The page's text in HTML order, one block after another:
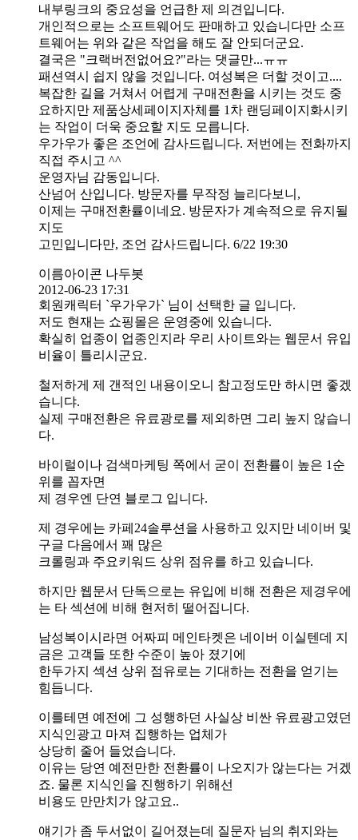
내부링크의 중요성을 언급한 제 의견입니다.
개인적으로는 소프트웨어도 판매하고 있습니다만 소프
트웨어는 위와 같은 작업을 해도 잘 안되더군요.
결국은 "크랙버전없어요?"라는 댓글만...ㅠㅠ
패션역시 쉽지 않을 것입니다. 여성복은 더할 것이고....
복잡한 길을 거쳐서 어렵게 구매전환을 시키는 것도 중
요하지만 제품상세페이지자체를 1차 랜딩페이지화시키
는 작업이 더욱 중요할 지도 모릅니다.
우가우가 좋은 조언에 감사드립니다. 저번에는 전화까지
직접 주시고 ^^
운영자님 감동입니다.
산넘어 산입니다. 방문자를 무작정 늘리다보니,
이제는 구매전환률이네요. 방문자가 계속적으로 유지될
지도
고민입니다만, 조언 감사드립니다. 6/22 19:30
이름아이콘 나두봇
2012-06-23 17:31
회원캐릭터 `우가우가` 님이 선택한 글 입니다.
저도 현재는 쇼핑몰은 운영중에 있습니다.
확실히 업종이 업종인지라 우리 사이트와는 웹문서 유입
비율이 틀리시군요.
철저하게 제 갠적인 내용이오니 참고정도만 하시면 좋겠
습니댜.
실제 구매전환은 유료광로를 제외하면 그리 높지 않습니
다.
바이럴이나 검색마케팅 쪽에서 굳이 전환률이 높은 1순
위를 꼽자면
제 경우엔 단연 블로그 입니다.
제 경우에는 카페24솔루션을 사용하고 있지만 네이버 및
구글 다음에서 꽤 많은
크롤링과 주요키워드 상위 점유를 하고 있습니다.
하지만 웹문서 단독으로는 유입에 비해 전환은 제경우에
는 타 섹션에 비해 현저히 떨어집니다.
남성복이시라면 어짜피 메인타켓은 네이버 이실텐데 지
금은 고객들 또한 수준이 높아 졌기에
한두가지 섹션 상위 점유로는 기대하는 전환을 얻기는
힘듭니다.
이를테면 예전에 그 성행하던 사실상 비싼 유료광고였던
지식인광고 마져 집행하는 업체가
상당히 줄어 들었습니다.
이유는 당연 예전만한 전환률이 나오지가 않는다는 거겠
죠. 물론 지식인을 진행하기 위해선
비용도 만만치가 않고요..
얘기가 좀 두서없이 길어졌는데 질문자 님의 취지와는